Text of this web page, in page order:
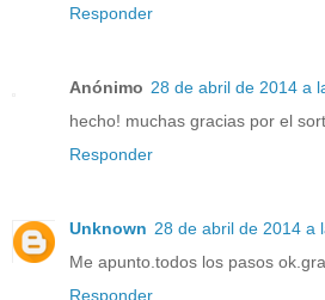
Responder
Anónimo 28 de abril de 2014 a
hecho! muchas gracias por el
Responder
Unknown 28 de abril de 2014 a
Me apunto.todos los pasos
Responder